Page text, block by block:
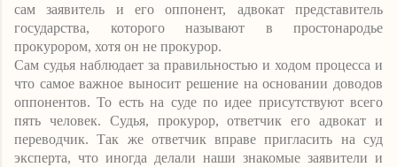
сам заявитель и его оппонент, адвокат представитель
государства, которого называют в простонародье
прокурором, хотя он не прокурор.
Сам судья наблюдает за правильностью и ходом процесса и
что самое важное выносит решение на основании доводов
оппонентов. То есть на суде по идее присутствуют всего
пять человек. Судья, прокурор, ответчик его адвокат и
переводчик. Так же ответчик вправе пригласить на суд
эксперта, что иногда делали наши знакомые заявители и